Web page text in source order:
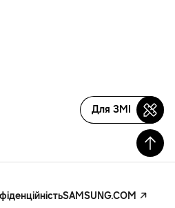
Для ЗМІ
SAMSUNG.COM